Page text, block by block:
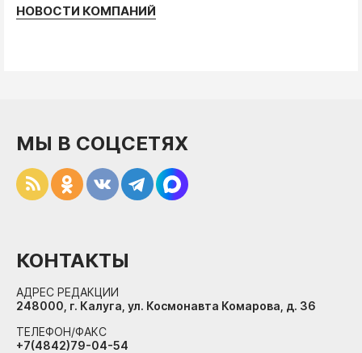
НОВОСТИ КОМПАНИЙ
МЫ В СОЦСЕТЯХ
КОНТАКТЫ
АДРЕС РЕДАКЦИИ
248000, г. Калуга, ул. Космонавта Комарова, д. 36
ТЕЛЕФОН/ФАКС
+7(4842)79-04-54